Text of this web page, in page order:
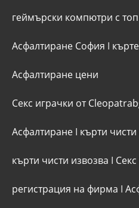
геймърски компютри с
Асфалтиране София I
Асфалтиране цени
Секс играчки от
Асфалтиране I кърти
кърти чисти извозва I
регистрация на фирма I